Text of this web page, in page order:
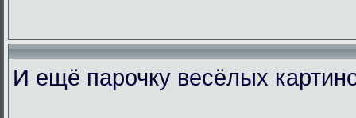
И ещё парочку весёлых